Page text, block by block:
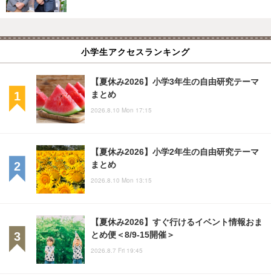
小学生アクセスランキング
【夏休み2026】小学3年生の自由研究テーマ
まとめ
2026.8.10 Mon 17:15
【夏休み2026】小学2年生の自由研究テーマ
まとめ
2026.8.10 Mon 13:15
【夏休み2026】すぐ行けるイベント情報おま
とめ便＜8/9-15開催＞
2026.8.7 Fri 19:45